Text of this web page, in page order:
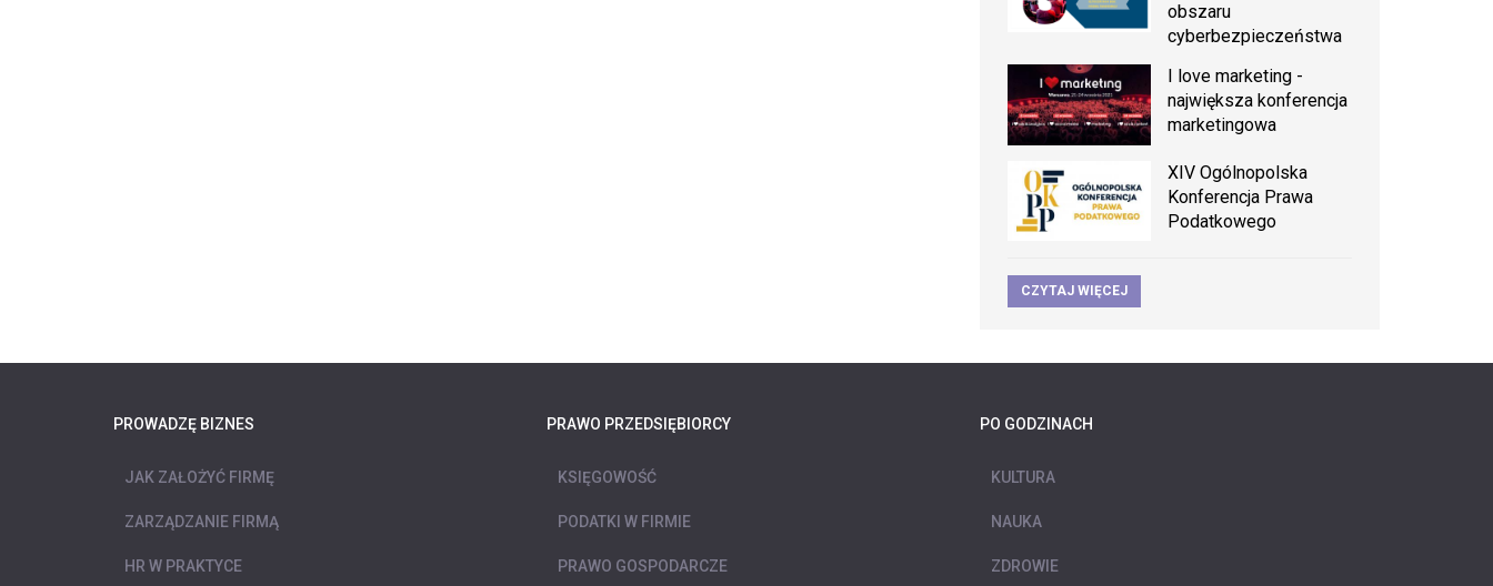
obszaru
cyberbezpieczeństwa
I love marketing -
największa konferencja
marketingowa
XIV Ogólnopolska
Konferencja Prawa
Podatkowego
CZYTAJ WIĘCEJ
PROWADZĘ BIZNES
JAK ZAŁOŻYĆ FIRMĘ
ZARZĄDZANIE FIRMĄ
HR W PRAKTYCE
PRAWO PRZEDSIĘBIORCY
KSIĘGOWOŚĆ
PODATKI W FIRMIE
PRAWO GOSPODARCZE
PO GODZINACH
KULTURA
NAUKA
ZDROWIE